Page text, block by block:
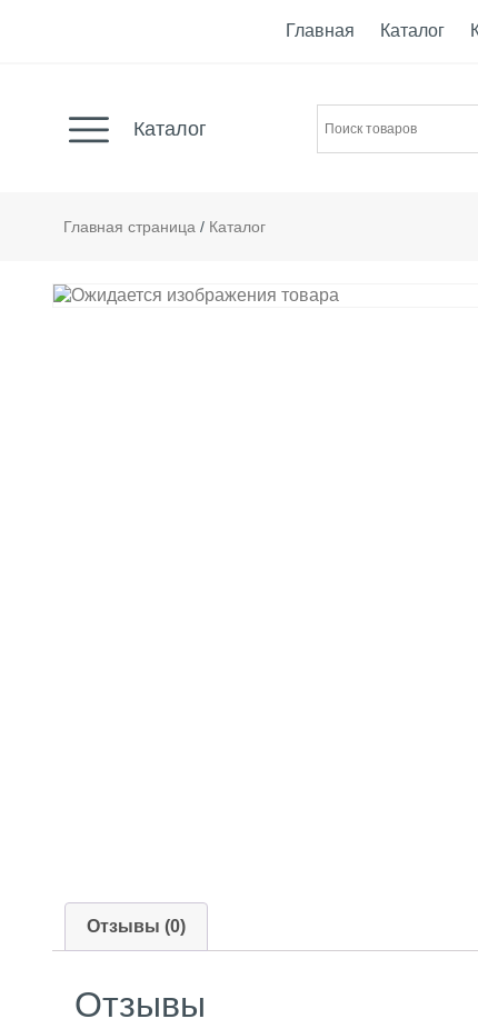
Главная Каталог
Каталог
Главная страница / Каталог
Отзывы (0)
Отзывы